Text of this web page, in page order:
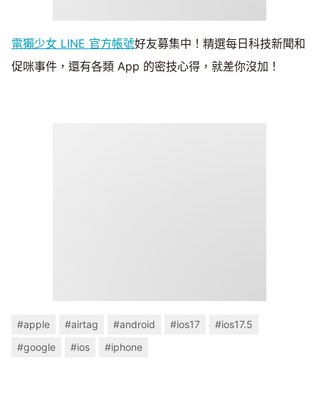
電獺少女 LINE 官方帳號好友募集中！精選每日科技新聞和
促咪事件，還有各類 App 的密技心得，就差你沒加！
#apple #airtag #android #ios17
#ios17.5
#google
#ios #iphone